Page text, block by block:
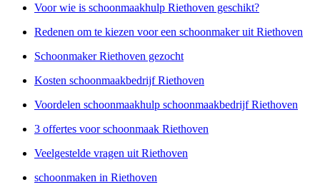
Voor wie is schoonmaakhulp Riethoven geschikt?
Redenen om te kiezen voor een schoonmaker uit Riethoven
Schoonmaker Riethoven gezocht
Kosten schoonmaakbedrijf Riethoven
Voordelen schoonmaakhulp schoonmaakbedrijf Riethoven
3 offertes voor schoonmaak Riethoven
Veelgestelde vragen uit Riethoven
schoonmaken in Riethoven